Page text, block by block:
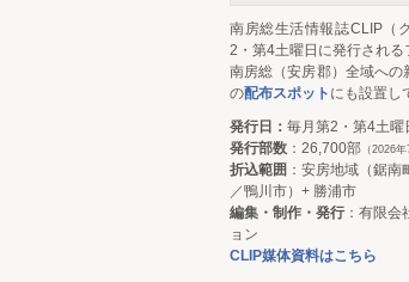
南房総生活情報誌CLIP（
2・第4土曜日に発行される
南房総（安房郡）全域への
の配布スポット にも設置し
発行日： 毎月第2・第4土曜
発行部数 ：26,700部 （2026
折込範囲 ：安房地域（鋸
／鴨川市）+ 勝浦市
編集・制作・発行：有限会
ョン
CLIP媒体資料はこちら